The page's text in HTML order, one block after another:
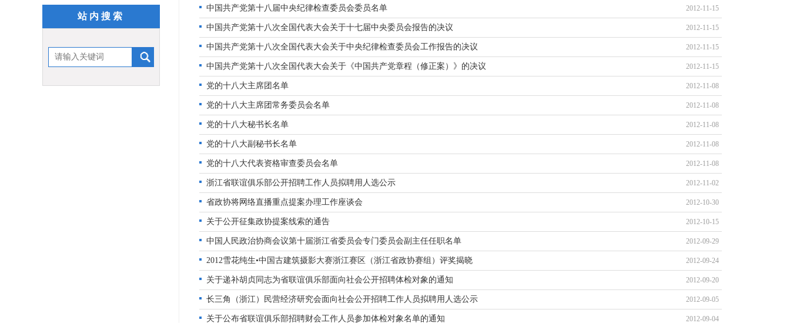
站内搜索
2012-11-15
中国共产党第十八届中央纪律检查委员会委员名单
2012-11-15
中国共产党第十八次全国代表大会关于十七届中央委员会报告的决议
2012-11-15
中国共产党第十八次全国代表大会关于中央纪律检查委员会工作报告的决议
2012-11-15
中国共产党第十八次全国代表大会关于《中国共产党章程（修正案）》的决议
2012-11-08
党的十八大主席团名单
2012-11-08
党的十八大主席团常务委员会名单
2012-11-08
党的十八大秘书长名单
2012-11-08
党的十八大副秘书长名单
2012-11-08
党的十八大代表资格审查委员会名单
2012-11-02
浙江省联谊俱乐部公开招聘工作人员拟聘用人选公示
2012-10-30
省政协将网络直播重点提案办理工作座谈会
2012-10-15
关于公开征集政协提案线索的通告
2012-09-29
中国人民政治协商会议第十届浙江省委员会专门委员会副主任任职名单
2012-09-24
2012雪花纯生•中国古建筑摄影大赛浙江赛区（浙江省政协赛组）评奖揭晓
2012-09-20
关于递补胡贞同志为省联谊俱乐部面向社会公开招聘体检对象的通知
2012-09-05
长三角（浙江）民营经济研究会面向社会公开招聘工作人员拟聘用人选公示
2012-09-04
关于公布省联谊俱乐部招聘财会工作人员参加体检对象名单的通知